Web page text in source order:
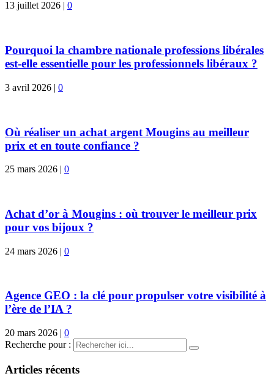
13 juillet 2026 | 0
Pourquoi la chambre nationale professions libérales
est-elle essentielle pour les professionnels libéraux ?
3 avril 2026 | 0
Où réaliser un achat argent Mougins au meilleur
prix et en toute confiance ?
25 mars 2026 | 0
Achat d’or à Mougins : où trouver le meilleur prix
pour vos bijoux ?
24 mars 2026 | 0
Agence GEO : la clé pour propulser votre visibilité à
l’ère de l’IA ?
20 mars 2026 | 0
Recherche pour :
Articles récents